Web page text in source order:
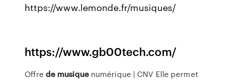
https://www.lemonde.fr/musiques/
https://www.gb00tech.com/
Offre de musiquenumérique | CNV Elle permet